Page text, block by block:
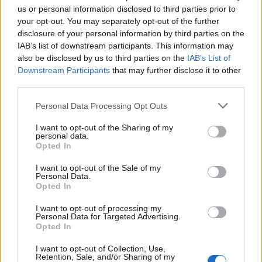
us or personal information disclosed to third parties prior to
your opt-out. You may separately opt-out of the further
disclosure of your personal information by third parties on the
IAB’s list of downstream participants. This information may
also be disclosed by us to third parties on the IAB’s List of
Downstream Participants that may further disclose it to other
Personal Data Processing Opt Outs
I want to opt-out of the Sharing of my
personal data.
Opted In
I want to opt-out of the Sale of my
Personal Data.
Opted In
I want to opt-out of processing my
Personal Data for Targeted Advertising.
Opted In
I want to opt-out of Collection, Use,
Retention, Sale, and/or Sharing of my
poslu. Bila je uzorna žena.
Prijatelji su već navikli na moj dvostruki život. Zavidjeli su
mi na ljubavnici, ali su voljeli da dođu kod mene kući, da ih
Napuštajući moju kuću, u glavi im se uvijek motalo isto
pitanje: “Pa, šta ova budala još želi, pored ovakve žene….”
U takvim trenucima bio sam veoma ponosan na svoju
porodicu, jer sam imao udoban i čist dom, lijepu i pametnu
suprugu i djecu.
Navikao sam se na ljubavnicu, isto kao i na suprugu.